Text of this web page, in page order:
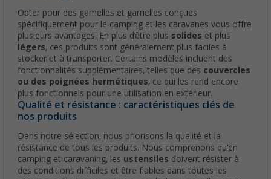
Opter pour des gamelles et gamelles conçues
spécifiquement pour le camping et les caravanes vous offre
plusieurs avantages. En plus d’être plus solides et plus
légers, ces produits sont généralement plus faciles à
stocker et à transporter. Certains modèles incluent des
fonctionnalités supplémentaires, telles que des couvercles
ou des poignées hermétiques, ce qui les rend encore
plus fonctionnels pour une utilisation en extérieur.
Qualité et résistance : caractéristiques clés de
nos produits
Dans notre sélection, nous priorisons la qualité et la
résistance de tous les produits. Nous comprenons qu'en
camping et caravaning, les ustensiles doivent résister à
des conditions difficiles et être fiables dans toutes les